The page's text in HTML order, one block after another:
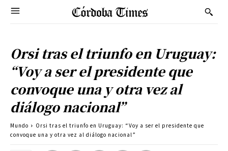
Orsi tras el triunfo en Uruguay:
“Voy a ser el presidente que
convoque una y otra vez al
diálogo nacional”
Mundo
Orsi tras el triunfo en Uruguay: “Voy a ser el presidente que
convoque una y otra vez al diálogo nacional”